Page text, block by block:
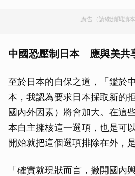
廣告（請繼續閱讀本
中國恐壓制日本 應與美共
至於日本的自保之道，「鑑於
本，我認為要求日本採取新的
國內外因素）將會加大。在這
本自主擁核這一選項，也是可
開始就把這個選項排除在外，
「確實就現狀而言，撇開國內